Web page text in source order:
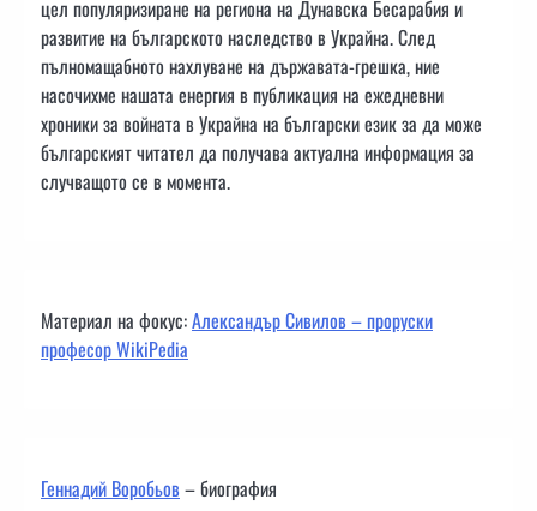
цел популяризиране на региона на Дунавска Бесарабия и
развитие на българското наследство в Украйна. След
пълномащабното нахлуване на държавата-грешка, ние
насочихме нашата енергия в публикация на ежедневни
хроники за войната в Украйна на български език за да може
българският читател да получава актуална информация за
случващото се в момента.
Материал на фокус:Александър Сивилов – проруски
професор WikiPedia
Геннадий Воробьов– биография